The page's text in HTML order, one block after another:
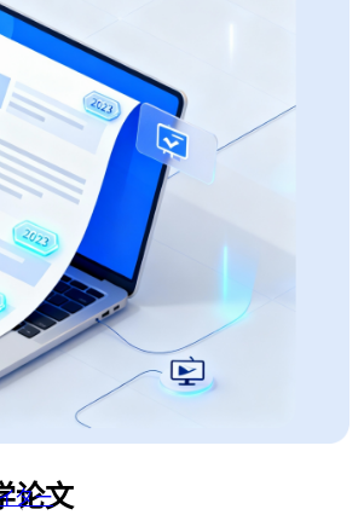
ター
论文